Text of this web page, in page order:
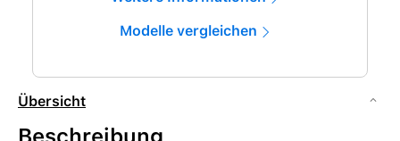
Modelle vergleichen
Übersicht